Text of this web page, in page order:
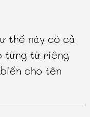
thế này có cả
từng từ riêng
cho tên